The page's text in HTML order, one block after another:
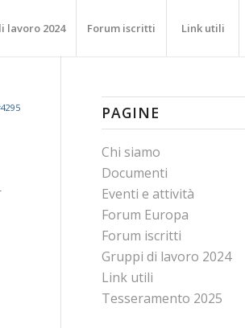
lavoro 2024 Forum iscritti Link utili
PAGINE
Chi siamo
Documenti
Eventi e attività
Forum Europa
Forum iscritti
Gruppi di lavoro 2024
Link utili
Tesseramento 2025